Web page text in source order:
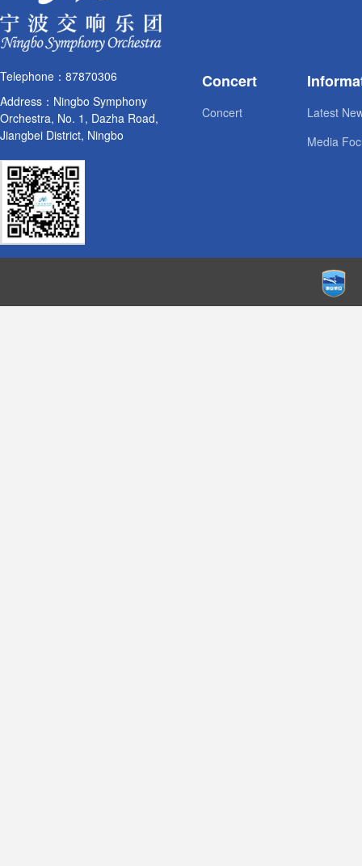
Telephone：87870306
Address：Ningbo Symphony
Orchestra, No. 1, Dazha Road,
Jiangbei District, Ningbo
Concert
Concert
Latest
Media